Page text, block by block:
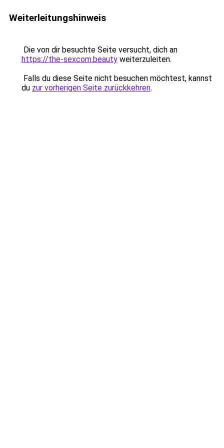
Weiterleitungshinweis
Die von dir besuchte Seite versucht, dich an
https://the-sexcom.beauty weiterzuleiten.
Falls du diese Seite nicht besuchen möchtest, kannst
du zur vorherigen Seite zurückkehren.